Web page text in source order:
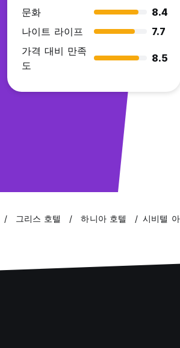
문화
8.4
나이트 라이프
7.7
가격 대비 만족
도
8.5
그리스 호텔 하니아 호텔 시비텔